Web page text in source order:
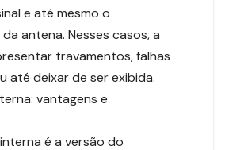
e até mesmo o
antena. Nesses casos, a
travamentos, falhas
até deixar de ser exibida.
vantagens e
é a versão do